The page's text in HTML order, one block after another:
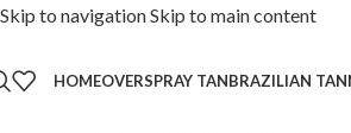
Skip to navigationSkip to main content
HOMEOVERSPRAY TANBRAZILIAN